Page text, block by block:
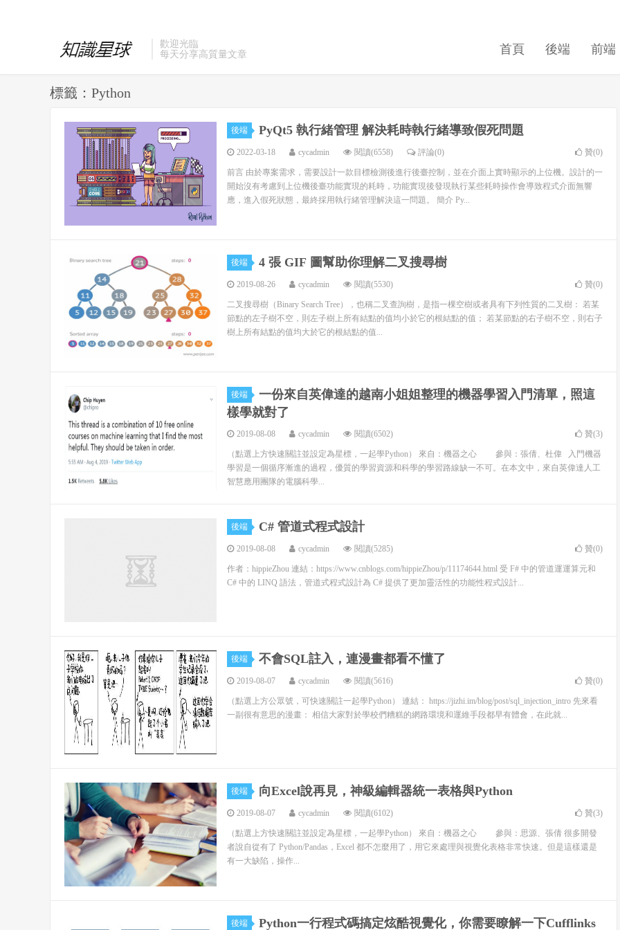
歡迎光臨
每天分享高質量文章
首頁 後端 前端
標籤：Python
後端 PyQt5 執行緒管理 解決耗時執行緒導致假死問題
2022-03-18 cycadmin 閱讀(6558) 評論(0) 贊(0)
前言 由於專案需求，需要設計一款目標檢測後進行後臺控制，並在介面上實時顯示的上位機。設計的一
開始沒有考慮到上位機後臺功能實現的耗時，功能實現後發現執行某些耗時操作會導致程式介面無響
應，進入假死狀態，最終採用執行緒管理解決這一問題。 簡介 Py...
後端 4 張 GIF 圖幫助你理解二叉搜尋樹
2019-08-26 cycadmin 閱讀(5530) 贊(0)
二叉搜尋樹（Binary Search Tree），也稱二叉查詢樹，是指一棵空樹或者具有下列性質的二叉樹： 若某
節點的左子樹不空，則左子樹上所有結點的值均小於它的根結點的值； 若某節點的右子樹不空，則右子
樹上所有結點的值均大於它的根結點的值...
後端
一份來自英偉達的越南小姐姐整理的機器學習入門清單，照這
樣學就對了
2019-08-08 cycadmin 閱讀(6502) 贊(3)
（點選上方快速關註並設定為星標，一起學Python） 來自：機器之心 參與：張倩、杜偉 入門機器
學習是一個循序漸進的過程，優質的學習資源和科學的學習路線缺一不可。在本文中，來自英偉達人工
智慧應用團隊的電腦科學...
後端 C# 管道式程式設計
2019-08-08 cycadmin 閱讀(5285) 贊(0)
作者：hippieZhou 連結：https://www.cnblogs.com/hippieZhou/p/11174644.html 受 F# 中的管道運運算元和
C# 中的 LINQ 語法，管道式程式設計為 C# 提供了更加靈活性的功能性程式設計...
後端 不會SQL註入，連漫畫都看不懂了
2019-08-07 cycadmin 閱讀(5616) 贊(0)
（點選上方公眾號，可快速關註一起學Python） 連結： https://jizhi.im/blog/post/sql_injection_intro 先來看
一副很有意思的漫畫： 相信大家對於學校們糟糕的網路環境和運維手段都早有體會，在此就...
後端 向Excel說再見，神級編輯器統一表格與Python
2019-08-07 cycadmin 閱讀(6102) 贊(3)
（點選上方快速關註並設定為星標，一起學Python） 來自：機器之心 參與：思源、張倩 很多開發
者說自從有了 Python/Pandas，Excel 都不怎麼用了，用它來處理與視覺化表格非常快速。但是這樣還是
有一大缺陷，操作...
後端 Python一行程式碼搞定炫酷視覺化，你需要瞭解一下Cufflinks